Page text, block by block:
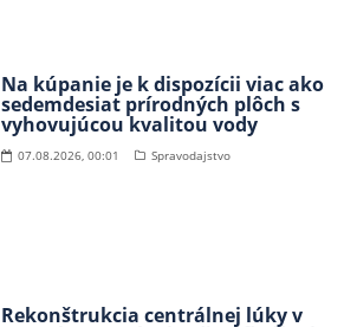
Na kúpanie je k dispozícii viac ako
sedemdesiat prírodných plôch s
vyhovujúcou kvalitou vody
07.08.2026, 00:01 Spravodajstvo
Rekonštrukcia centrálnej lúky v